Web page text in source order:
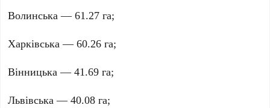
Волинська —61.27 га;
Харківська —60.26 га;
Вінницька —41.69 га;
Львівська —40.08 га;